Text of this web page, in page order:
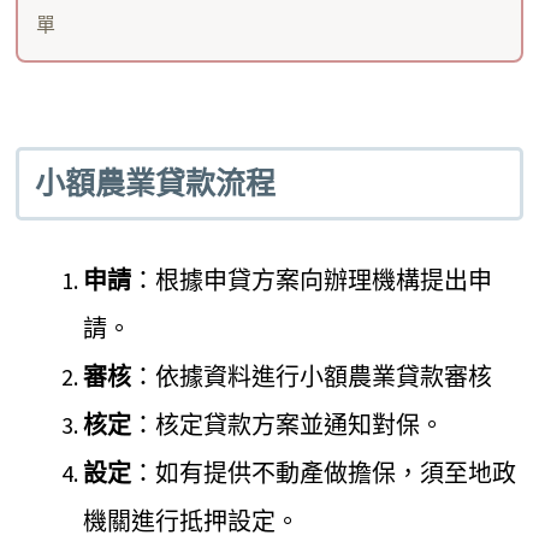
單
小額農業貸款流程
申請 ：根據申貸方案向辦理機構提出申
請。
審核 ：依據資料進行小額農業貸款審核
核定：核定貸款方案並通知對保。
設定：如有提供不動產做擔保，須至地政
機關進行抵押設定。